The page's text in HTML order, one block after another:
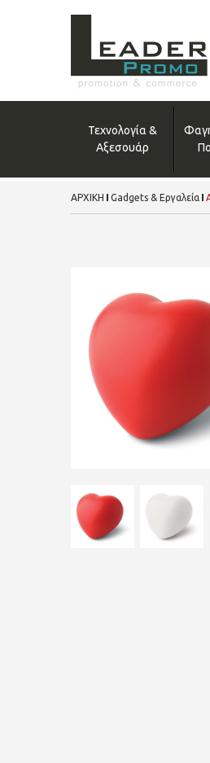
Τεχνολογία &
Αξεσουάρ
ΑΡΧΙΚΗ Gadgets & Εργαλεία